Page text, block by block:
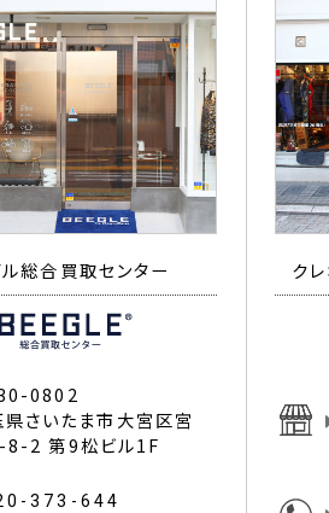
総合買取センター
0802
さいたま市大宮区宮
8-2 第9松ビル1F
373-644
ク